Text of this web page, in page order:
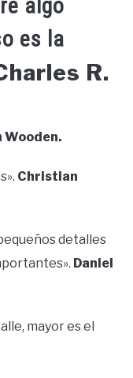
algo
es la
R.
Wooden.
Christian
detalles
Daniel
mayor es el